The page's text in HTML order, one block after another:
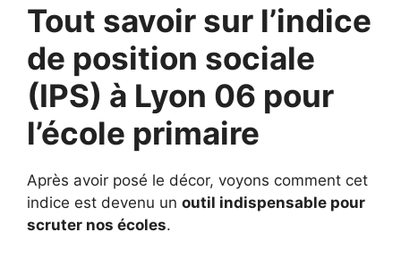
Tout savoir sur l’indice
de position sociale
(IPS) à Lyon 06 pour
l’école primaire
Après avoir posé le décor, voyons comment cet
indice est devenu un outil indispensable pour
scruter nos écoles.